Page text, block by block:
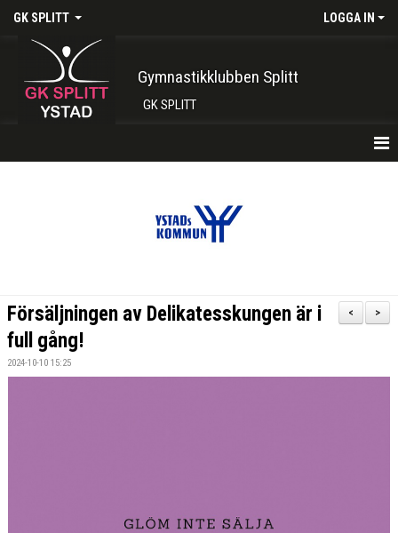
GK SPLITT LOGGA IN
Gymnastikklubben Splitt
GK SPLITT
INTRESSEANMÄLAN
>
<
Försäljningen av Delikatesskungen är i
full gång!
2024-10-10 15:25